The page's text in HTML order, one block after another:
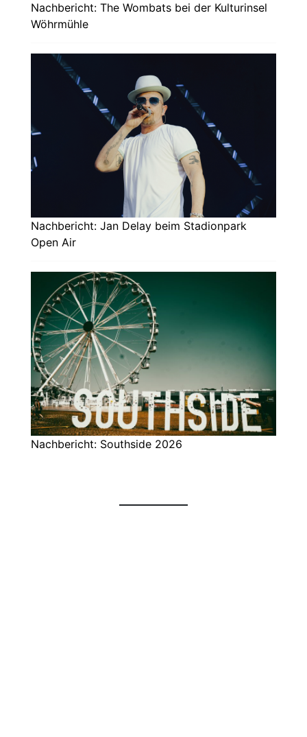
Nachbericht: The Wombats bei der Kulturinsel
Wöhrmühle
Nachbericht: Jan Delay beim Stadionpark
Open Air
Nachbericht: Southside 2026